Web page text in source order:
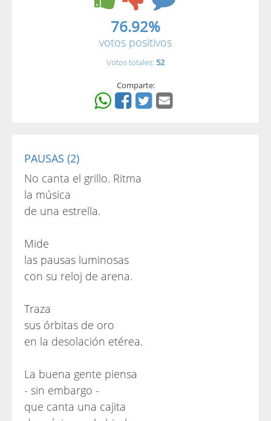
76.92%
votos positivos
Votos totales: 52
Comparte:
PAUSAS (2)
No canta el grillo. Ritma
la música
de una estrella.
Mide
las pausas luminosas
con su reloj de arena.
Traza
sus órbitas de oro
en la desolación etérea.
La buena gente piensa
- sin embargo -
que canta una cajita